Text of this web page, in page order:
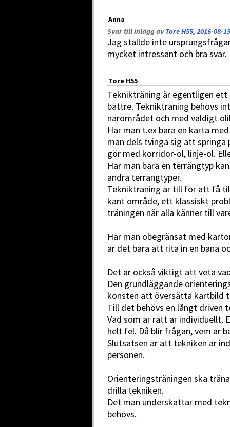
Anna
Svar till inlägg avTore H55, 2016-08-
Jag ställde inte
mycket intressant och bra svar.
Tore H55
Teknikträning är egentligen
bättre. Teknikträning behövs
närområdet och med väldigt
Har man t.ex bara en karta
man dels tvinga sig att
gör med korridor-ol, linje-ol.
Har man bara en terrängtyp
andra terrängtyper.
Teknikträning är till för att få
känt område, ett klassiskt
träningen när alla känner till
Har man obegränsat med
är det bara att rita in en bana
Det är också viktigt att veta
Den grundläggande
konsten att översätta kartbild
Till det behövs en långt driven
Vad som är rätt är individuellt.
helt fel. Då blir frågan, vem är
Slutsatsen är att tekniken är
personen.
Orienteringsträningen ska
drilla tekniken.
Det man underskattar med
behövs.